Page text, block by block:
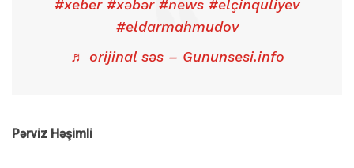
#xeber #xəbər #news #elçinquliyev
#eldarmahmudov
♬ orijinal səs – Gununsesi.info
Pərviz Həşimli